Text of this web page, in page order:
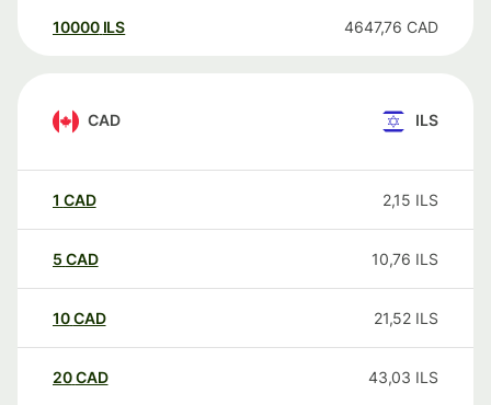
10000 ILS 4647,76 CAD
CAD ILS
1 CAD 2,15 ILS
5 CAD 10,76 ILS
10CAD 21,52 ILS
20CAD 43,03 ILS